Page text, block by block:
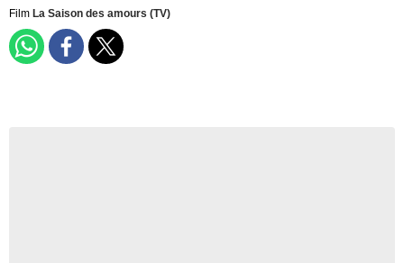
Film La Saison des amours (TV)